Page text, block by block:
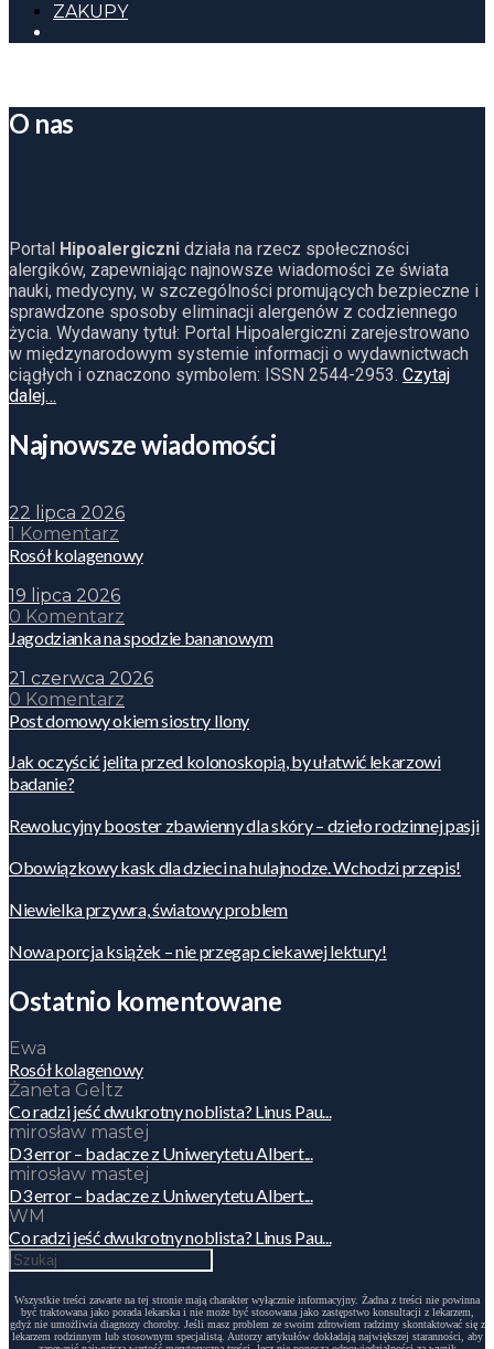
ZAKUPY
O nas
Portal Hipoalergiczni działa na rzecz społeczności
alergików, zapewniając najnowsze wiadomości ze świata
nauki, medycyny, w szczególności promujących bezpieczne i
sprawdzone sposoby eliminacji alergenów z codziennego
życia. Wydawany tytuł: Portal Hipoalergiczni zarejestrowano
w międzynarodowym systemie informacji o wydawnictwach
ciągłych i oznaczono symbolem: ISSN 2544-2953. Czytaj
dalej…
Najnowsze wiadomości
22 lipca 2026
1 Komentarz
Rosół kolagenowy
19 lipca 2026
0 Komentarz
Jagodzianka na spodzie bananowym
21 czerwca 2026
0 Komentarz
Post domowy okiem siostry Ilony
Jak oczyścić jelita przed kolonoskopią, by ułatwić lekarzowi
badanie?
Rewolucyjny booster zbawienny dla skóry – dzieło rodzinnej pasji
Obowiązkowy kask dla dzieci na hulajnodze. Wchodzi przepis!
Niewielka przywra, światowy problem
Nowa porcja książek – nie przegap ciekawej lektury!
Ostatnio komentowane
Ewa
Rosół kolagenowy
Żaneta Geltz
Co radzi jeść dwukrotny noblista? Linus Pau...
mirosław mastej
D3 error – badacze z Uniwerytetu Albert...
mirosław mastej
D3 error – badacze z Uniwerytetu Albert...
WM
Co radzi jeść dwukrotny noblista? Linus Pau...
Wszystkie treści zawarte na tej stronie mają charakter wyłącznie informacyjny. Żadna z treści nie powinna
być traktowana jako porada lekarska i nie może być stosowana jako zastępstwo konsultacji z lekarzem,
gdyż nie umożliwia diagnozy choroby. Jeśli masz problem ze swoim zdrowiem radzimy skontaktować się z
lekarzem rodzinnym lub stosownym specjalistą. Autorzy artykułów dokładają największej staranności, aby